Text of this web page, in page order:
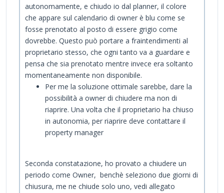
autonomamente, e chiudo io dal planner, il colore
che appare sul calendario di owner è blu come se
fosse prenotato al posto di essere grigio come
dovrebbe. Questo può portare a fraintendimenti al
proprietario stesso, che ogni tanto va a guardare e
pensa che sia prenotato mentre invece era soltanto
momentaneamente non disponibile.
Per me la soluzione ottimale sarebbe, dare la
possibilità a owner di chiudere ma non di
riaprire. Una volta che il proprietario ha chiuso
in autonomia, per riaprire deve contattare il
property manager
Seconda constatazione, ho provato a chiudere un
periodo come Owner, benchè seleziono due giorni di
chiusura, me ne chiude solo uno, vedi allegato